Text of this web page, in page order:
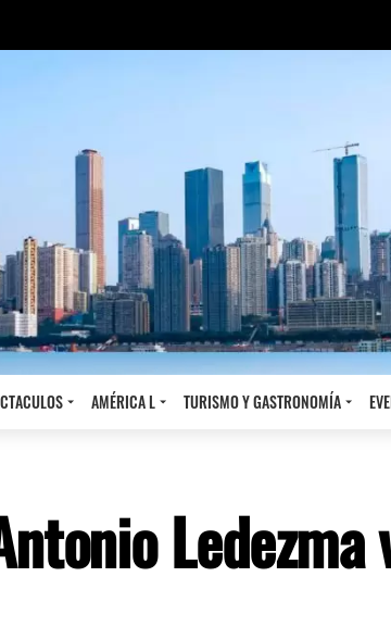
AMÉRICA L TURISMO Y GASTRONOMÍA
Ledezma